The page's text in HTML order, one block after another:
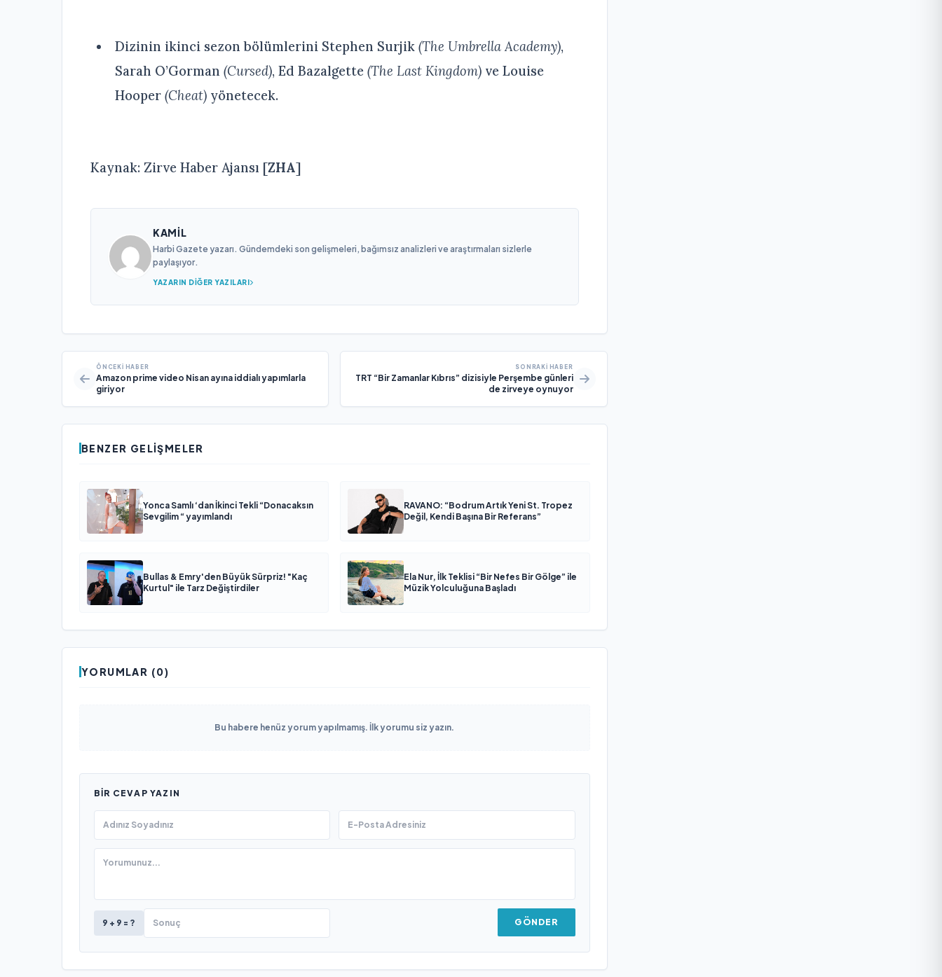
Dizinin ikinci sezon bölümlerini Stephen Surjik(The Umbrella Academy),
Sarah O’Gorman (Cursed), Ed Bazalgette (The Last Kingdom) ve Louise
Hooper(Cheat)yönetecek.
Kaynak: Zirve Haber Ajansı [ZHA]
KAMIL
Harbi Gazete yazarı. Gündemdeki son gelişmeleri, bağımsız analizleri ve araştırmaları sizlerle
paylaşıyor.
YAZARIN DIĞER YAZILARI
ÖNCEKI HABER
Amazon prime video Nisan ayına iddialı yapımlarla
giriyor
SONRAKI HABER
TRT “Bir Zamanlar Kıbrıs” dizisiyle Perşembe günleri
de zirveye oynuyor
BENZER GELIŞMELER
Yonca Samlı ‘dan İkinci Tekli “Donacaksın
Sevgilim “ yayımlandı
RAVANO: “Bodrum Artık Yeni St. Tropez
Değil, Kendi Başına Bir Referans”
Bullas & Emry'den Büyük Sürpriz! "Kaç
Kurtul" ile Tarz Değiştirdiler
Ela Nur, İlk Teklisi “Bir Nefes Bir Gölge” ile
Müzik Yolculuğuna Başladı
YORUMLAR (0)
Bu habere henüz yorum yapılmamış. İlk yorumu siz yazın.
BIR CEVAP YAZIN
9 + 9 = ? GÖNDER